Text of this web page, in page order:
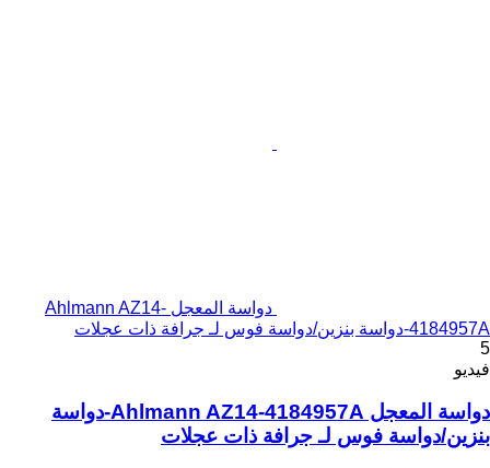
دواسة المعجل Ahlmann AZ14-
4184957A-دواسة بنزين/دواسة فوس لـ جرافة ذات عجلات
5
فيديو
دواسة المعجل Ahlmann AZ14-4184957A-دواسة
بنزين/دواسة فوس لـ جرافة ذات عجلات